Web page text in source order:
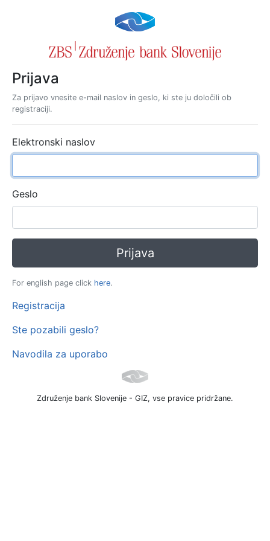
Prijava
Za prijavo vnesite e-mail naslov in geslo, ki ste ju določili ob
registraciji.
Elektronski naslov
Geslo
For english page click here.
Registracija
Ste pozabili geslo?
Navodila za uporabo
Združenje bank Slovenije - GIZ, vse pravice pridržane.